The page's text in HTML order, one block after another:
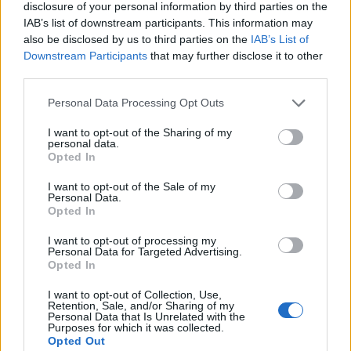
disclosure of your personal information by third parties on the
IAB’s list of downstream participants. This information may
also be disclosed by us to third parties on the IAB’s List of
Downstream Participants that may further disclose it to other
Personal Data Processing Opt Outs
I want to opt-out of the Sharing of my
personal data.
Opted In
I want to opt-out of the Sale of my
Personal Data.
Opted In
I want to opt-out of processing my
Personal Data for Targeted Advertising.
Opted In
I want to opt-out of Collection, Use,
Retention, Sale, and/or Sharing of my
Personal Data that Is Unrelated with the
Purposes for which it was collected.
Opted Out
ένα πρότυπο»…
Αντίο, Τίνα.
*Ντονατέλλα Αδάμου/Δημοσιεύθηκε στην
εφημερίδα Απογευμαυτινή την Πέμπτη 25
Μαΐου
πέθανε Τάρνερ
ΠΡΟΗΓΟΎΜΕΝΟ ΆΡΘΡΟ
χωρίς βραχιολάκι αλλά
με περιοριστικούς όρους
ΕΠΌΜΕΝΟ ΆΡΘΡΟ
2,44 δισ. ευρώ, έναντι
στόχου για έλλειμμα 869